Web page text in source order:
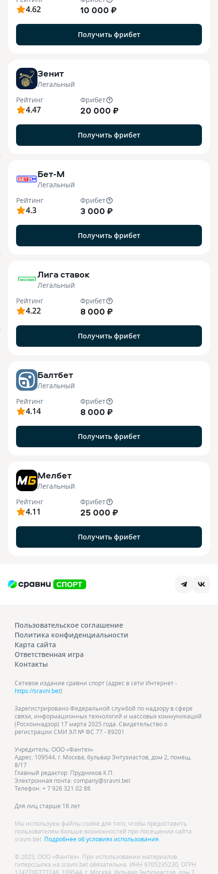
4.62 10 000 ₽
Получить фрибет
Зенит
Легальный
Рейтинг
4.47
Фрибет
20 000 ₽
Получить фрибет
Бет-М
Легальный
Рейтинг
4.3
Фрибет
3 000 ₽
Получить фрибет
Лига ставок
Легальный
Рейтинг
4.22
Фрибет
8 000 ₽
Получить фрибет
Балтбет
Легальный
Рейтинг
4.14
Фрибет
8 000 ₽
Получить фрибет
Мелбет
Легальный
Рейтинг
4.11
Фрибет
25 000 ₽
Получить фрибет
Пользовательское соглашение
Политика конфиденциальности
Карта сайта
Ответственная игра
Контакты
Сетевое издание сравни спорт (адрес в сети Интернет -
https://sravni.bet)
Зарегистрировано Федеральной службой по надзору в сфере
связи, информационных технологий и массовых коммуникаций
(Роскомнадзор) 17 марта 2025 года. Свидетельство о
регистрации СМИ ЭЛ № ФС 77 - 89201
Учредитель: ООО «Фантех»
Адрес: 109544, г. Москва, бульвар Энтузиастов, дом 2, помещ.
8/17
Главный редактор: Прудников К.П.
Электронная почта: company@sravni.bet
Телефон: + 7 926 321 02 88
Для лиц старше 18 лет
Мы используем файлы cookie для того, чтобы предоставить
пользователям больше возможностей при посещении сайта
sravni.bet. Подробнее об условиях использования.
© 2025, ООО «Фантех». При использовании материалов
гиперссылка на sravni.bet обязательна. ИНН 9705235230, ОГРН
1247700777246. 109544, г. Москва, бульвар Энтузиастов, дом 2,